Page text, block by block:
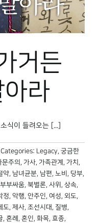
거든
라
식이 들려오는 [...]
Categories: Legacy, 궁금한
문주의 , 가사, 가족관계 , 가치 ,
약, 남녀균분, 남편, 노비 , 당부,
부부싸움, 북벌론, 사위 , 상속,
정, 악행, 안주인, 여성, 외도,
도, 제사, 조선시대 , 질병,
, 혼례 , 혼인, 화목, 효종,